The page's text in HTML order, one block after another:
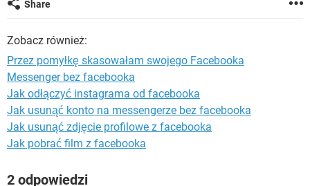
WINDOWS 10
Share
Zobacz również:
Przez pomyłkę skasowałam swojego Facebooka
Messenger bez facebooka
Jak odłączyć instagrama od facebooka
Jak usunąć konto na messengerze bez facebooka
Jak usunąć zdjęcie profilowe z facebooka
Jak pobrać film z facebooka
2 odpowiedzi